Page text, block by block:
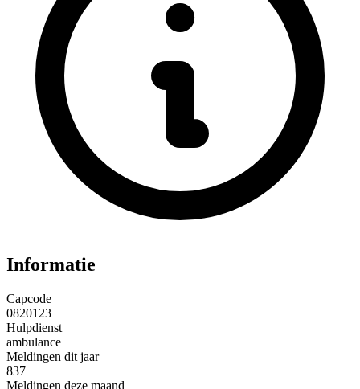
Informatie
Capcode
0820123
Hulpdienst
ambulance
Meldingen dit jaar
837
Meldingen deze maand